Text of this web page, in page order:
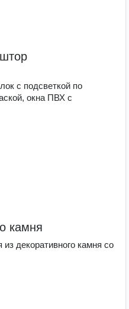
с подсветкой по
окна ПВХ с
камня
декоративного камня со